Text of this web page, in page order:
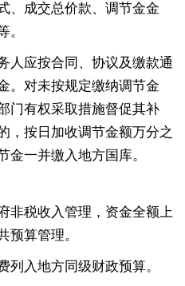
、成交总价款、调节金金
。
应按合同、协议及缴款通
。 对未按规定缴纳调节金
门有权采取措施督促其补
，按日加收调节金额万分之
金一并缴入地方国库。
税收入管理 ， 资金全额上
预算管理。
入地方同级财政预算。